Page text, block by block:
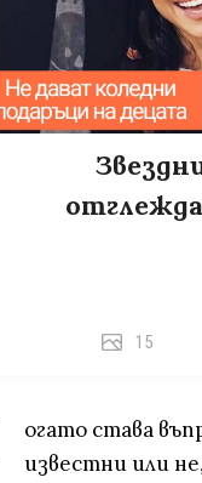
15
огато става
известни или